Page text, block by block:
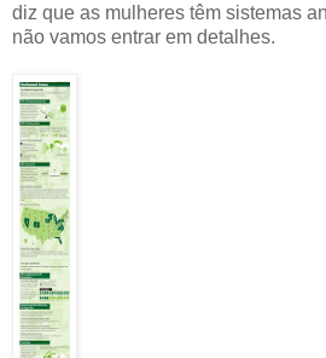
diz que as mulheres têm sistemas
não vamos entrar em detalhes.